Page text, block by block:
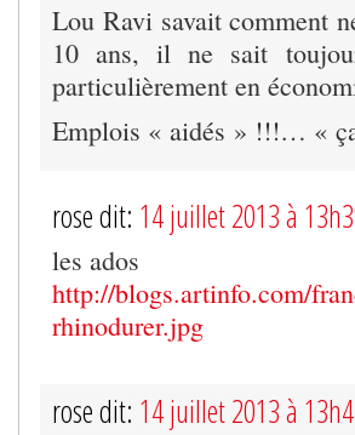
Lou Ravi savait comment
10 ans, il ne sait
particulièrement en
Emplois « aidés » !!!… «
rose dit: 14 juillet 2013 à
les ados
http://blogs.artinfo.com/
rhinodurer.jpg
rose dit: 14 juillet 2013 à